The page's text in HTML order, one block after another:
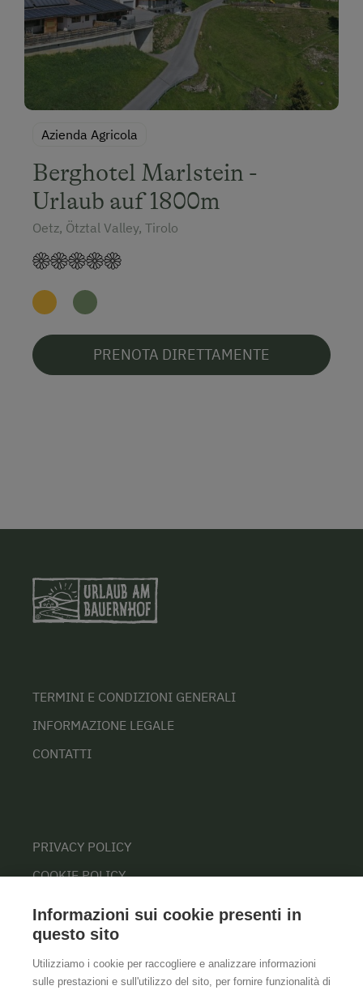
Azienda Agricola
Berghotel Marlstein -
Urlaub auf 1800m
Oetz, Ötztal Valley, Tirolo
PRENOTA DIRETTAMENTE
TERMINI E CONDIZIONI GENERALI
INFORMAZIONE LEGALE
CONTATTI
PRIVACY POLICY
COOKIE POLICY
Informazioni sui cookie presenti in
questo sito
Utilizziamo i cookie per raccogliere e analizzare informazioni
sulle prestazioni e sull'utilizzo del sito, per fornire funzionalità di